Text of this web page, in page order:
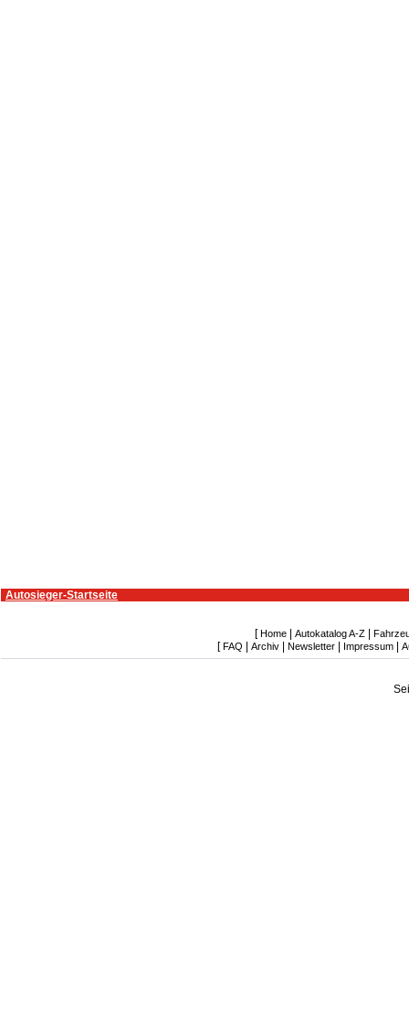
Autosieger-Startseite
[ Home| Autokatalog A-Z|
[ FAQ Archiv Newsletter Impressum